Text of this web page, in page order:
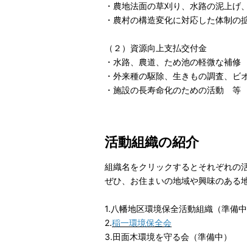
・農地法面の草刈り、水路の泥上
・農村の構造変化に対応した体制
（２）資源向上支払交付金
・水路、農道、ため池の軽微な補修
・外来種の駆除、生きもの調査、ビ
・施設の長寿命化のための活動 等
活動組織の紹介
組織名をクリックするとそれぞれの
ぜひ、お住まいの地域や興味のある
1.八幡地区環境保全活動組織（準備中
2.稲一環境保全会
3.田面木環境を守る会（準備中）